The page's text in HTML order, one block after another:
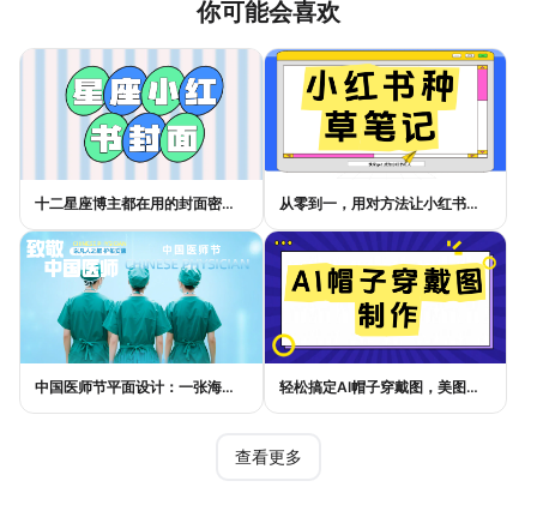
你可能会喜欢
十二星座博主都在用的封面密码，星座小红书封面标题这样写才吸睛 从零到一，用对方法让小红书种草笔记的流量自己找上门
中国医师节平面设计：一张海报如何讲好白衣故事 轻松搞定AI帽子穿戴图，美图设计室电商主图教程
查看更多